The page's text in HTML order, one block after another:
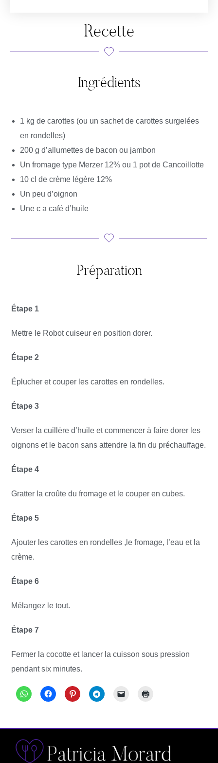
Recette
Ingrédients
1 kg de carottes (ou un sachet de carottes surgelées
en rondelles)
200 g d’allumettes de bacon ou jambon
Un fromage type Merzer 12% ou 1 pot de Cancoillotte
10 cl de crème légère 12%
Un peu d’oignon
Une c a café d’huile
Préparation
Étape 1
Mettre le Robot cuiseur en position dorer.
Étape 2
Éplucher et couper les carottes en rondelles.
Étape 3
Verser la cuillère d’huile et commencer à faire dorer les
oignons et le bacon sans attendre la fin du préchauffage.
Étape 4
Gratter la croûte du fromage et le couper en cubes.
Étape 5
Ajouter les carottes en rondelles ,le fromage, l’eau et la
crème.
Étape 6
Mélangez le tout.
Étape 7
Fermer la cocotte et lancer la cuisson sous pression
pendant six minutes.